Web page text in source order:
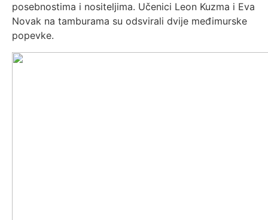
posebnostima i nositeljima. Učenici Leon Kuzma i Eva
Novak na tamburama su odsvirali dvije međimurske
popevke.